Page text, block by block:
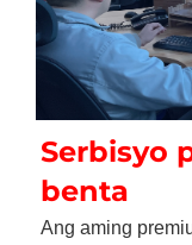
Serbisyo
benta
Ang aming